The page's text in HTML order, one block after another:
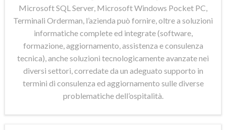
Microsoft SQL Server, Microsoft Windows Pocket PC,
Terminali Orderman, l’azienda può fornire, oltre a soluzioni
informatiche complete ed integrate (software,
formazione, aggiornamento, assistenza e consulenza
tecnica), anche soluzioni tecnologicamente avanzate nei
diversi settori, corredate da un adeguato supporto in
termini di consulenza ed aggiornamento sulle diverse
problematiche dell’ospitalità.